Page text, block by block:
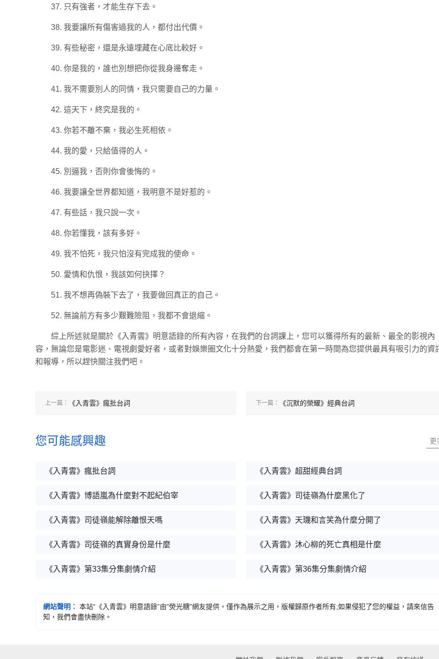
37. 只有強者，才能生存下去。
38. 我要讓所有傷害過我的人，都付出代價。
39. 有些秘密，還是永遠埋藏在心底比較好。
40. 你是我的，誰也別想把你從我身邊奪走。
41. 我不需要別人的同情，我只需要自己的力量。
42. 這天下，終究是我的。
43. 你若不離不棄，我必生死相依。
44. 我的愛，只給值得的人。
45. 別逼我，否則你會後悔的。
46. 我要讓全世界都知道，我明意不是好惹的。
47. 有些話，我只說一次。
48. 你若懂我，該有多好。
49. 我不怕死，我只怕沒有完成我的使命。
50. 愛情和仇恨，我該如何抉擇？
51. 我不想再偽裝下去了，我要做回真正的自己。
52. 無論前方有多少艱難險阻，我都不會退縮。
綜上所述就是關於《入青雲》明意語錄的所有內容，在我們的台詞課上，您可以獲得所有的最新、最全的影視內
容，無論您是電影迷、電視劇愛好者，或者對娛樂圈文化十分熱愛，我們都會在第一時間為您提供最具有吸引力的資
和報導，所以趕快關注我們吧。
上一篇： 《入青雲》瘋批台詞 下一篇： 《沉默的榮耀》經典台詞
您可能感興趣 更
《入青雲》瘋批台詞 《入青雲》超甜經典台詞
《入青雲》博語嵐為什麼對不起紀伯宰 《入青雲》司徒嶺為什麼黑化了
《入青雲》司徒嶺能解除離恨天嗎 《入青雲》天璣和言笑為什麼分開了
《入青雲》司徒嶺的真實身份是什麼 《入青雲》沐心柳的死亡真相是什麼
《入青雲》第33集分集劇情介紹 《入青雲》第36集分集劇情介紹
網站聲明： 本站“《入青雲》明意語錄”由"熒光糖"網友提供，僅作為展示之用，版權歸原作者所有;如果侵犯了您的權益，請來信告
知，我們會盡快刪除。